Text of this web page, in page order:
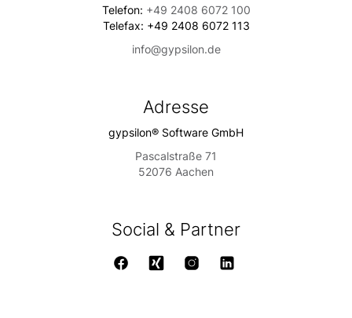
Telefon: +49 2408 6072 100
Telefax: +49 2408 6072 113
info@gypsilon.de
Adresse
gypsilon® Software GmbH
Pascalstraße 71
52076 Aachen
Social & Partner